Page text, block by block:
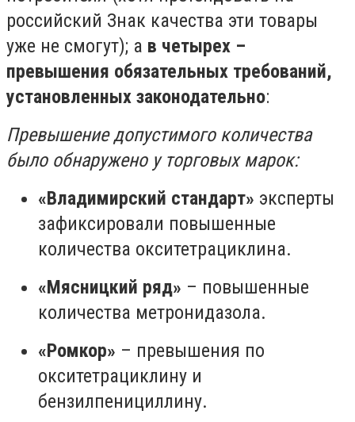
российский Знак качества эти товары
уже не смогут); а в четырех –
превышения обязательных требований,
установленных законодательно:
Превышение допустимого количества
было обнаружено у торговых марок:
«Владимирский стандарт» эксперты
зафиксировали повышенные
количества окситетрациклина.
«Мясницкий ряд» – повышенные
количества метронидазола.
«Ромкор» – превышения по
окситетрациклину и
бензилпенициллину.